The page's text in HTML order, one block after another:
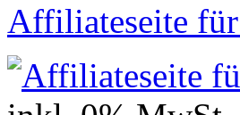
Affiliateseite